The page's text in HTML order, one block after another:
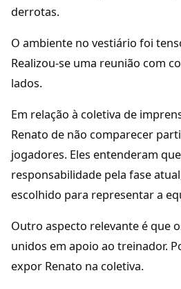
derrotas.
O ambiente no vestiário foi
Realizou-se uma reunião com
lados.
Em relação à coletiva de
Renato de não comparecer
jogadores. Eles entenderam
responsabilidade pela fase
escolhido para representar a
Outro aspecto relevante é que
unidos em apoio ao treinador.
expor Renato na coletiva.